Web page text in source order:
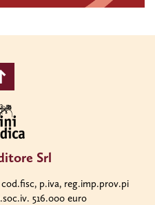
Srl
cod.fisc, p.iva, reg.imp.prov.pi
516.000 euro